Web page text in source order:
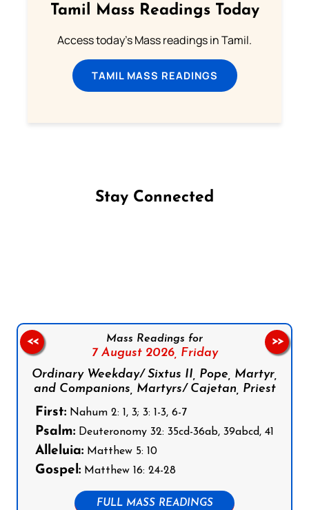
Tamil Mass Readings Today
Access today's Mass readings in Tamil.
TAMIL MASS READINGS
Stay Connected
Mass Readings for
7 August 2026, Friday
Ordinary Weekday/ Sixtus II, Pope, Martyr,
and Companions, Martyrs/ Cajetan, Priest
First: Nahum 2: 1, 3; 3: 1-3, 6-7
Psalm: Deuteronomy 32: 35cd-36ab, 39abcd, 41
Alleluia: Matthew 5: 10
Gospel: Matthew 16: 24-28
FULL MASS READINGS
<< >>